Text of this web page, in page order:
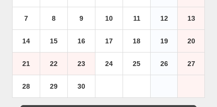
7 8 9 10 11 12 13
14 15 16 17 18 19 20
21 22 23 24 25 26 27
28 29 30